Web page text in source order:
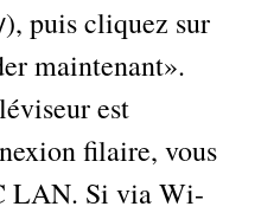
), puis cliquez sur
maintenant».
est
filaire, vous
LAN. Si via Wi-